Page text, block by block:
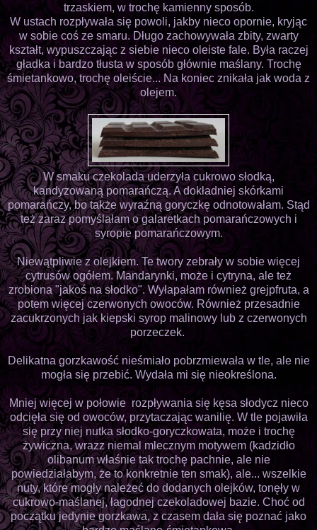
trzaskiem, w trochę kamienny sposób.
W ustach rozpływała się powoli, jakby nieco opornie, kryjąc
w sobie coś ze smaru. Długo zachowywała zbity, zwarty
kształt, wypuszczając z siebie nieco oleiste fale. Była raczej
gładka i bardzo tłusta w sposób głównie maślany. Trochę
śmietankowo, trochę oleiście... Na koniec znikała jak woda z
olejem.
W smaku czekolada uderzyła cukrowo słodką,
kandyzowaną pomarańczą. A dokładniej skórkami
pomarańczy, bo także wyraźną goryczkę odnotowałam. Stąd
też zaraz pomyślałam o galaretkach pomarańczowych i
syropie pomarańczowym.
Niewątpliwie z olejkiem. Te twory zebrały w sobie więcej
cytrusów ogółem. Mandarynki, może i cytryna, ale też
zrobiona "jakoś na słodko". Wyłapałam również grejpfruta, a
potem więcej czerwonych owoców. Również przesadnie
zacukrzonych jak kiepski syrop malinowy lub z czerwonych
porzeczek.
Delikatna gorzkawość nieśmiało pobrzmiewała w tle, ale nie
mogła się przebić. Wydała mi się nieokreślona.
Mniej więcej w połowie rozpływania się kęsa słodycz nieco
odcięła się od owoców, przytaczając wanilię. W tle pojawiła
się przy niej nutka słodko-goryczkowata, może i trochę
żywiczna, wrazz niemal mlecznym motywem (kadzidło
olibanum właśnie tak trochę pachnie, ale nie
powiedziałabym, że to konkretnie ten smak), ale... wszelkie
nuty, które mogły należeć do dodanych olejków, tonęły w
cukrowo-maślanej, łagodnej czekoladowej bazie. Choć od
początku jedynie gorzkawa, z czasem dała się poznać jako